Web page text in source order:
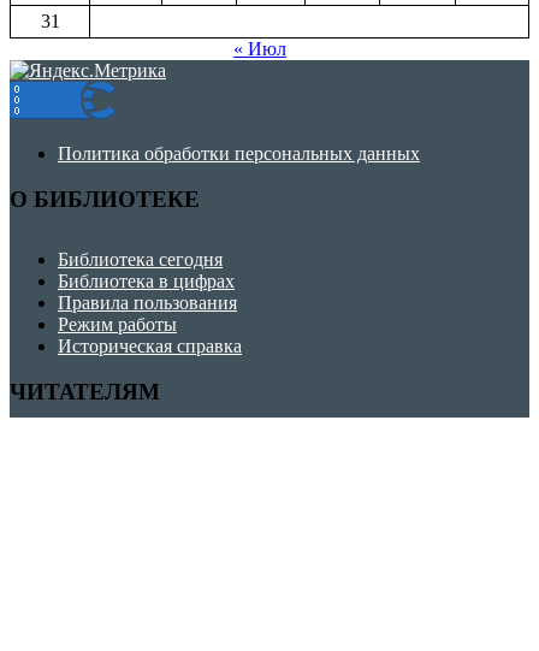
31
« Июл
Политика обработки персональных данных
О БИБЛИОТЕКЕ
Библиотека сегодня
Библиотека в цифрах
Правила пользования
Режим работы
Историческая справка
ЧИТАТЕЛЯМ